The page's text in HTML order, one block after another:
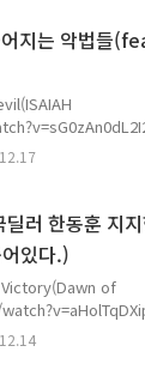
지켜야 한다. 그러
체 등은 이미 윤석
일이 벌어지는가?
지 않는 것인가? 대
지는 악법들
들을 보라! 22대 국
공산화의 시작이
무서운 지 계엄령
령의 고유 권한이
는 장치를 만들기 위
는 국회 의..
딜러 한동훈 지
있다.)
of
대통령과 한동훈
는 이전 포스팅에